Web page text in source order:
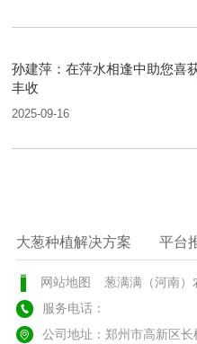
孙建萍：在萍水相逢中助您喜
丰收
2025-09-16
大葱种植解决方案 平台
网站地图 葱满满（河南）
服务电话：
公司地址：郑州市高新区